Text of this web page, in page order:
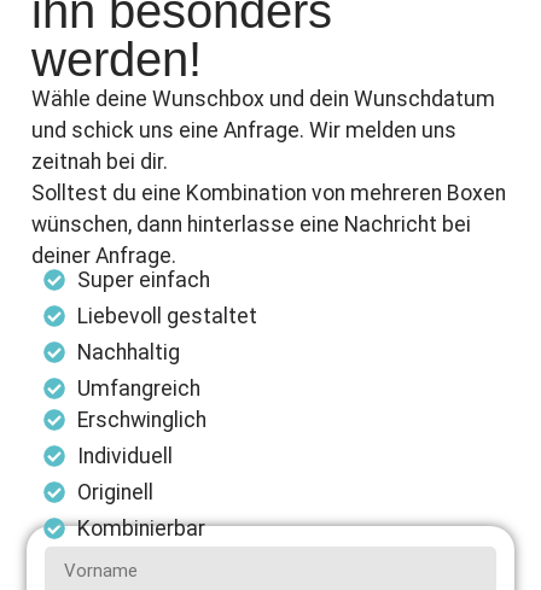
werden!
Wähle deine Wunschbox und dein Wunschdatum
und schick uns eine Anfrage. Wir melden uns
zeitnah bei dir.
Solltest du eine Kombination von mehreren Boxen
wünschen, dann hinterlasse eine Nachricht bei
deiner Anfrage.
Super einfach
Liebevoll gestaltet
Nachhaltig
Umfangreich
Erschwinglich
Individuell
Originell
Kombinierbar